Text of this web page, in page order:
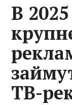
В
ТВ-